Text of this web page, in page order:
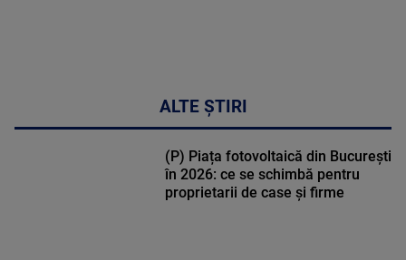
ALTE ȘTIRI
(P) Piața fotovoltaică din București
în 2026: ce se schimbă pentru
proprietarii de case și firme